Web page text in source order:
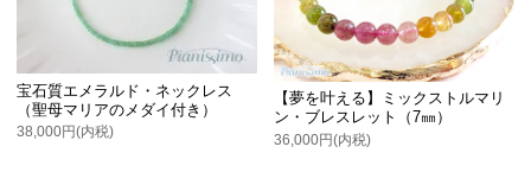
宝石質エメラルド・ネックレス
（聖母マリアのメダイ付き）
38,000円(内税)
【夢を叶える】ミックストルマリ
ン・ブレスレット（7㎜）
36,000円(内税)